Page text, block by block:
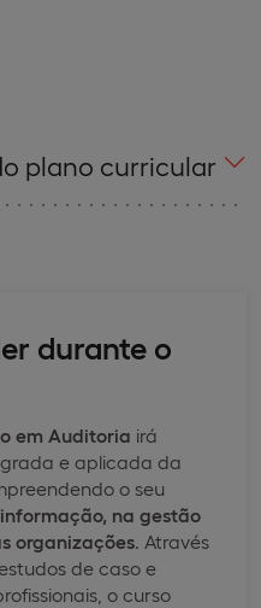
plano curricular
durante o
em Auditoria irá
e aplicada da
o seu
na gestão
organizações. Através
de caso e
o curso